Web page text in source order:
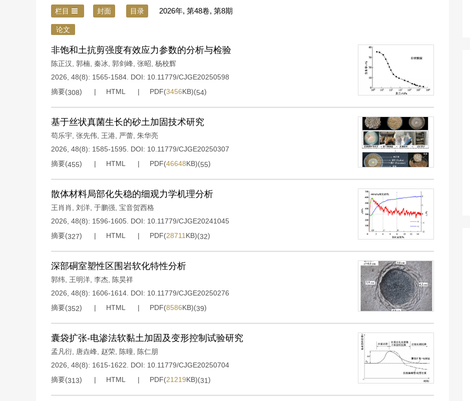
栏目 封面 目录 2026年, 第48卷, 第8期
论文
非饱和土抗剪强度有效应力参数的分析与检验
陈正汉 郭楠 秦冰 郭剑峰 张昭 杨校辉
2026, 48(8): 1565-1584. DOI: 10.11779/CJGE20250598
摘要(308) HTML PDF(3456KB)(54)
基于丝状真菌生长的砂土加固技术研究
苟乐宇 张先伟 王港 严蕾 朱华亮
2026, 48(8): 1585-1595.
DOI: 10.11779/CJGE20250307
摘要(455) HTML PDF(46648KB)(55)
散体材料局部化失稳的细观力学机理分析
王肖肖 刘洋 于鹏强 宝音贺西格
2026, 48(8): 1596-1605.
DOI: 10.11779/CJGE20241045
摘要(327) HTML PDF(28711 KB)(32)
深部硐室塑性区围岩软化特性分析
郭纬 王明洋 李杰
陈昊祥
2026, 48(8): 1606-1614. DOI: 10.11779/CJGE20250276
摘要(352) HTML PDF(8586KB)(39)
囊袋扩张-电渗法软黏土加固及变形控制试验研究
孟凡衍 唐垚峰 赵荣 陈曈
陈仁朋
2026, 48(8): 1615-1622.
DOI: 10.11779/CJGE20250704
摘要(313) HTML PDF(21219KB)(31)